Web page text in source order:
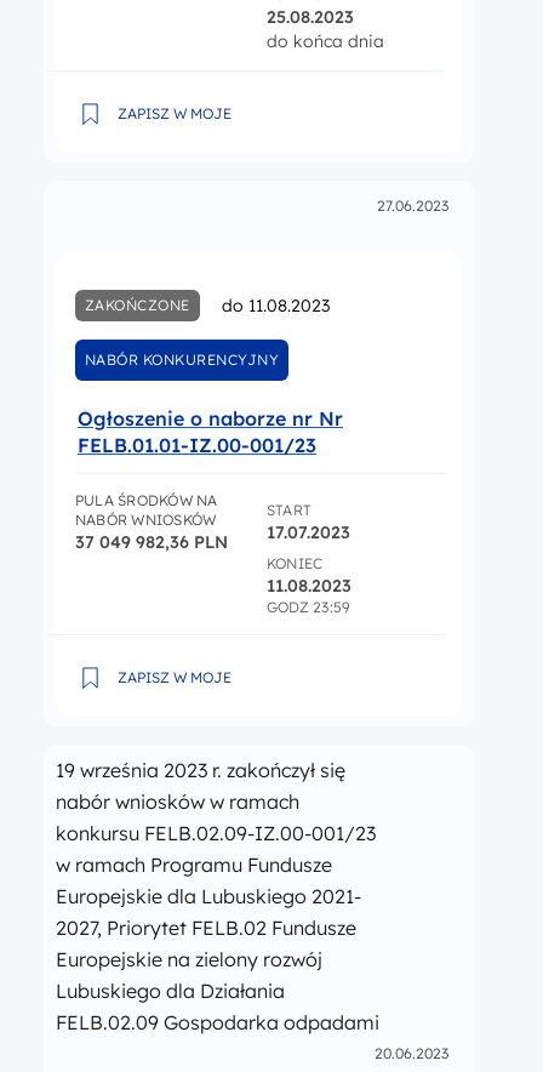
25.08.2023
do końca dnia
ZAPISZ W MOJE
Nabór wniosków o dofinansowanie nr
27.06.2023
ZAKOŃCZONE do 11.08.2023
NABÓR KONKURENCYJNY
Ogłoszenie o naborze nr Nr
FELB.01.01-IZ.00-001/23
PULA ŚRODKÓW NA
NABÓR WNIOSKÓW
37 049 982,36 PLN
START
17.07.2023
KONIEC
11.08.2023
GODZ 23:59
ZAPISZ W MOJE
Ogłoszenie o naborze nr Nr FELB.01.01-IZ.00-001/
19 września 2023 r. zakończył się
nabór wniosków w ramach
konkursu FELB.02.09-IZ.00-001/23
w ramach Programu Fundusze
Europejskie dla Lubuskiego 2021-
2027, Priorytet FELB.02 Fundusze
Europejskie na zielony rozwój
Lubuskiego dla Działania
FELB.02.09 Gospodarka odpadami
20.06.2023